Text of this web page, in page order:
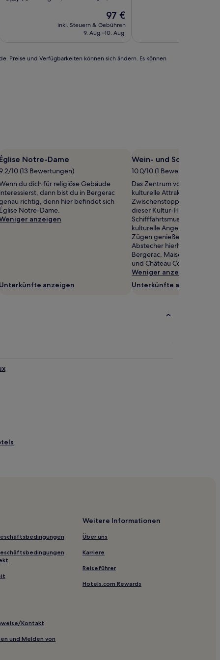
Der
Preis
beträgt
97 €
inkl. Steuern & Gebühren
9. Aug.–10. Aug.
Preise und Verfügbarkeiten können sich ändern. Es können
Église Notre-Dame
10 (13 Bewertungen)
du dich für religiöse Gebäude
interessierst, dann bist du in Bergerac
richtig, denn hier befindet sich
Église Notre-Dame.
anzeigen
Unterkünfte anzeigen
Wein- und
10.0/10 (1 Bewertung)
Das Zentrum von Bergerac
kulturelle Attraktionen, für
Zwischenstopp sicherlich
dieser Kultur-Highlights:
Schifffahrtsmuseum. Wenn
kulturelle Angebot in
Zügen genießen möchtest,
Abstecher hierhin: Denkmal
Bergerac, Maison des Vins
und Château Corbiac
Weniger anzeigen
Unterkünfte anzeigen
Kontakt
und Melden von
Weitere Informationen
Über uns
Karriere
Reiseführer
Hotels.com Rewards